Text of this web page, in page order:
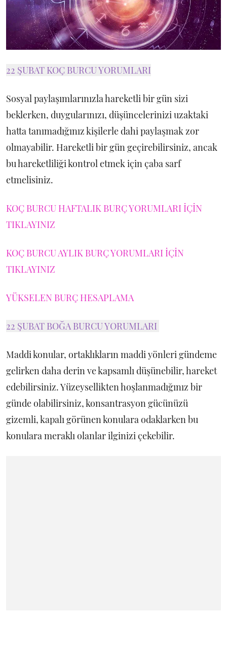
22 ŞUBAT KOÇ BURCU YORUMLARI
Sosyal paylaşımlarınızla hareketli bir gün sizi
beklerken, duygularınızı, düşüncelerinizi uzaktaki
hatta tanımadığınız kişilerle dahi paylaşmak zor
olmayabilir. Hareketli bir gün geçirebilirsiniz, ancak
bu hareketliliği kontrol etmek için çaba sarf
etmelisiniz.
KOÇ BURCU HAFTALIK BURÇ YORUMLARI İÇİN
TIKLAYINIZ
KOÇ BURCU AYLIK BURÇ YORUMLARI İÇİN
TIKLAYINIZ
YÜKSELEN BURÇ HESAPLAMA
22 ŞUBAT BOĞA BURCU YORUMLARI
Maddi konular, ortaklıkların maddi yönleri gündeme
gelirken daha derin ve kapsamlı düşünebilir, hareket
edebilirsiniz. Yüzeysellikten hoşlanmadığınız bir
günde olabilirsiniz, konsantrasyon gücünüzü
gizemli, kapalı görünen konulara odaklarken bu
konulara meraklı olanlar ilginizi çekebilir.